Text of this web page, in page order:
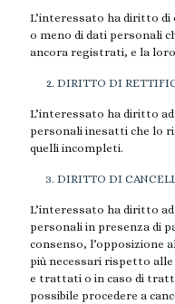
L’interessato ha diritto di
o meno di dati personali
ancora registrati, e la
DIRITTO DI
L’interessato ha diritto
personali inesatti che lo
quelli incompleti.
DIRITTO DI
L’interessato ha diritto
personali in presenza di
consenso, l’opposizione
più necessari rispetto
e trattati o in caso di
possibile procedere a